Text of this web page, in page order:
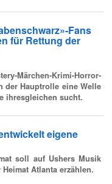
Fans
für Rettung der
Märchen-Krimi-Horror-
der Hauptrolle eine Welle
ihresgleichen sucht.
eigene
soll auf Ushers Musik
Atlanta erzählen.